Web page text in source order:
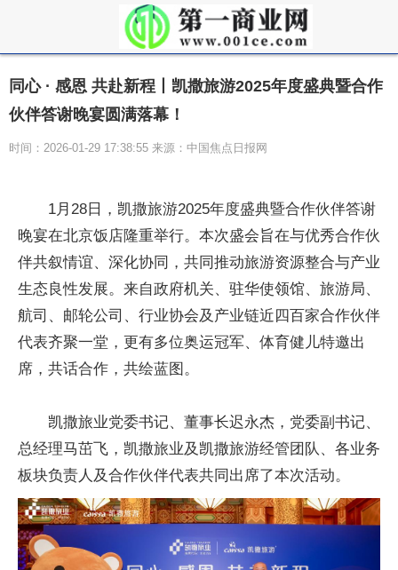
同心 · 感恩 共赴新程丨凯撒旅游2025年度盛典暨合作
伙伴答谢晚宴圆满落幕！
时间：2026-01-29 17:38:55 来源：中国焦点日报网
1月28日，凯撒旅游2025年度盛典暨合作伙伴答谢
晚宴在北京饭店隆重举行。本次盛会旨在与优秀合作伙
伴共叙情谊、深化协同，共同推动旅游资源整合与产业
生态良性发展。来自政府机关、驻华使领馆、旅游局、
航司、邮轮公司、行业协会及产业链近四百家合作伙伴
代表齐聚一堂，更有多位奥运冠军、体育健儿特邀出
席，共话合作，共绘蓝图。
凯撒旅业党委书记、董事长迟永杰，党委副书记、
总经理马茁飞，凯撒旅业及凯撒旅游经管团队、各业务
板块负责人及合作伙伴代表共同出席了本次活动。